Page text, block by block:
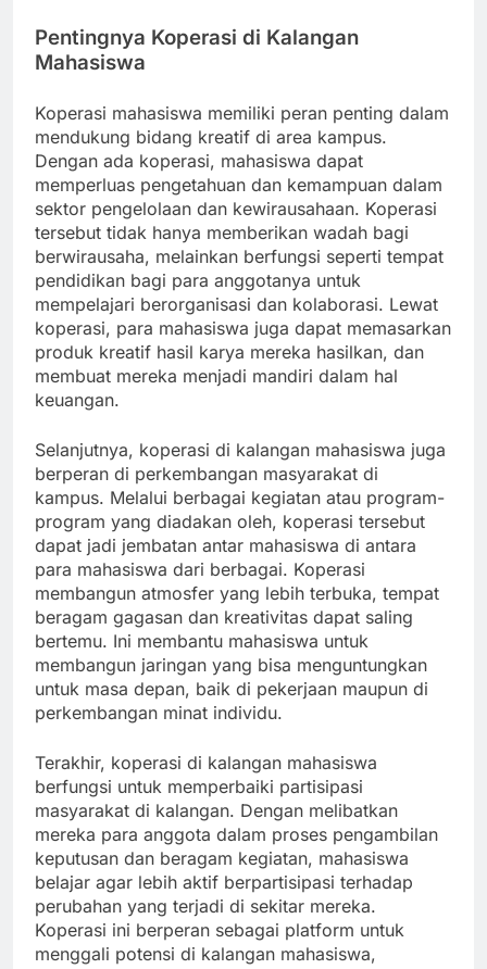
Pentingnya Koperasi di Kalangan
Mahasiswa
Koperasi mahasiswa memiliki peran penting dalam
mendukung bidang kreatif di area kampus.
Dengan ada koperasi, mahasiswa dapat
memperluas pengetahuan dan kemampuan dalam
sektor pengelolaan dan kewirausahaan. Koperasi
tersebut tidak hanya memberikan wadah bagi
berwirausaha, melainkan berfungsi seperti tempat
pendidikan bagi para anggotanya untuk
mempelajari berorganisasi dan kolaborasi. Lewat
koperasi, para mahasiswa juga dapat memasarkan
produk kreatif hasil karya mereka hasilkan, dan
membuat mereka menjadi mandiri dalam hal
keuangan.
Selanjutnya, koperasi di kalangan mahasiswa juga
berperan di perkembangan masyarakat di
kampus. Melalui berbagai kegiatan atau program-
program yang diadakan oleh, koperasi tersebut
dapat jadi jembatan antar mahasiswa di antara
para mahasiswa dari berbagai. Koperasi
membangun atmosfer yang lebih terbuka, tempat
beragam gagasan dan kreativitas dapat saling
bertemu. Ini membantu mahasiswa untuk
membangun jaringan yang bisa menguntungkan
untuk masa depan, baik di pekerjaan maupun di
perkembangan minat individu.
Terakhir, koperasi di kalangan mahasiswa
berfungsi untuk memperbaiki partisipasi
masyarakat di kalangan. Dengan melibatkan
mereka para anggota dalam proses pengambilan
keputusan dan beragam kegiatan, mahasiswa
belajar agar lebih aktif berpartisipasi terhadap
perubahan yang terjadi di sekitar mereka.
Koperasi ini berperan sebagai platform untuk
menggali potensi di kalangan mahasiswa,